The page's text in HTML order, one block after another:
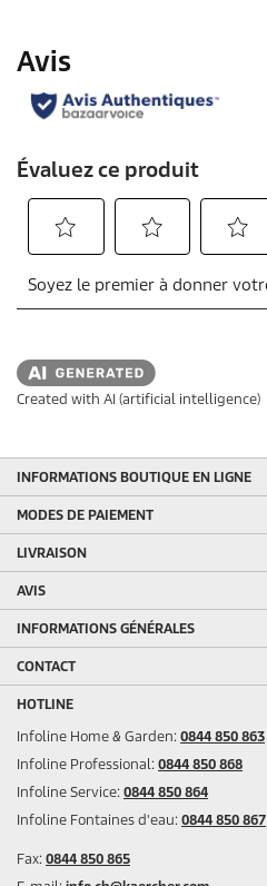
Created with AI (artificial intelligence)
INFORMATIONS BOUTIQUE EN LIGNE
MODES DE PAIEMENT
LIVRAISON
AVIS
INFORMATIONS GÉNÉRALES
CONTACT
HOTLINE
Infoline Home & Garden: 0844 850 863
Infoline Professional: 0844 850 868
Infoline Service: 0844 850 864
Infoline Fontaines d'eau: 0844 850 867
Fax: 0844 850 865